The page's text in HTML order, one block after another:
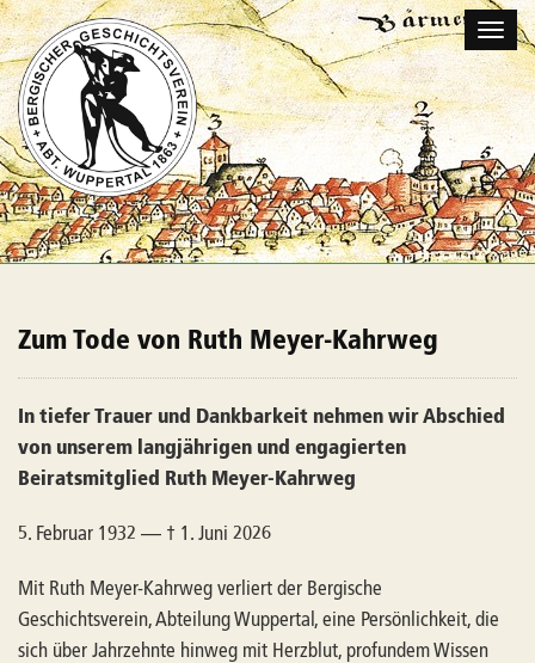
Zum Tode von Ruth Meyer-Kahrweg
In tiefer Trauer und Dankbarkeit nehmen wir Abschied
von unserem langjährigen und engagierten
Beiratsmitglied Ruth Meyer-Kahrweg
5. Februar 1932 — † 1. Juni 2026
Mit Ruth Meyer-Kahrweg verliert der Bergische
Geschichtsverein, Abteilung Wuppertal, eine Persönlichkeit, die
sich über Jahrzehnte hinweg mit Herzblut, profundem Wissen